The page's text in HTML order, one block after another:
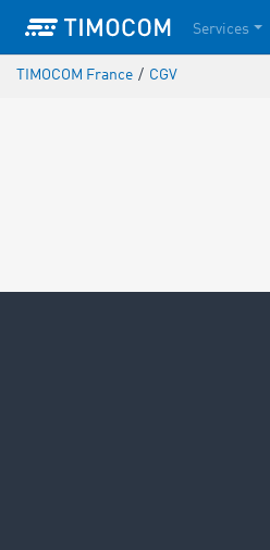
Services
TIMOCOM France / CGV